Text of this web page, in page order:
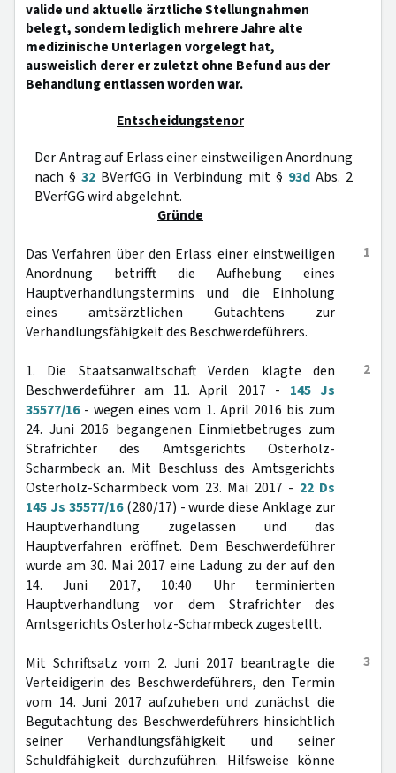
valide und aktuelle ärztliche Stellungnahmen
belegt, sondern lediglich mehrere Jahre alte
medizinische Unterlagen vorgelegt hat,
ausweislich derer er zuletzt ohne Befund aus der
Behandlung entlassen worden war.
Entscheidungstenor
Der Antrag auf Erlass einer einstweiligen Anordnung
nach §32 BVerfGG in Verbindung mit § 93dAbs. 2
BVerfGG wird abgelehnt.
Gründe
1
Das Verfahren über den Erlass einer einstweiligen
Anordnung betrifft die Aufhebung eines
Hauptverhandlungstermins und die Einholung
eines amtsärztlichen Gutachtens zur
Verhandlungsfähigkeit des Beschwerdeführers.
2
1. Die Staatsanwaltschaft Verden klagte den
Beschwerdeführer am 11. April 2017 - 145 Js
35577/16- wegen eines vom 1. April 2016 bis zum
24. Juni 2016 begangenen Einmietbetruges zum
Strafrichter des Amtsgerichts Osterholz-
Scharmbeck an. Mit Beschluss des Amtsgerichts
Osterholz-Scharmbeck vom 23. Mai 2017 - 22 Ds
145 Js 35577/16(280/17) - wurde diese Anklage zur
Hauptverhandlung zugelassen und das
Hauptverfahren eröffnet. Dem Beschwerdeführer
wurde am 30. Mai 2017 eine Ladung zu der auf den
14. Juni 2017, 10:40 Uhr terminierten
Hauptverhandlung vor dem Strafrichter des
Amtsgerichts Osterholz-Scharmbeck zugestellt.
3
Mit Schriftsatz vom 2. Juni 2017 beantragte die
Verteidigerin des Beschwerdeführers, den Termin
vom 14. Juni 2017 aufzuheben und zunächst die
Begutachtung des Beschwerdeführers hinsichtlich
seiner Verhandlungsfähigkeit und seiner
Schuldfähigkeit durchzuführen. Hilfsweise könne